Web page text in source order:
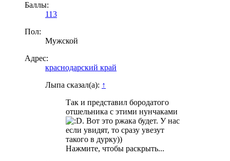
Баллы:
113
Пол:
Мужской
Адрес:
краснодарский край
Лыпа сказал(а): ↑
Так и представил бородатого
отшельника с этими нунчаками
. Вот это ржака будет. У нас
если увидят, то сразу увезут
такого в дурку))
Нажмите, чтобы раскрыть...